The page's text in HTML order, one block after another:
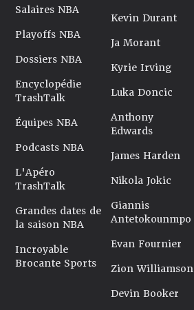
Salaires NBA
Playoffs NBA
Dossiers NBA
Encyclopédie
TrashTalk
Équipes NBA
Podcasts NBA
L'Apéro
TrashTalk
Grandes dates de
la saison NBA
Incroyable
Brocante Sports
Kevin Durant
Ja Morant
Kyrie Irving
Luka Doncic
Anthony
Edwards
James Harden
Nikola Jokic
Giannis
Antetokounmpo
Evan Fournier
Zion Williamson
Devin Booker